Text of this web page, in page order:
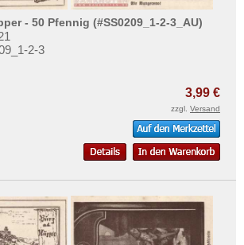
- 50 Pfennig (#SS0209_1-2-3_AU)
2-3
3,99 €
zzgl. Versand